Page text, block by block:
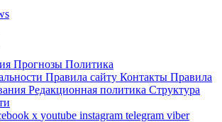
Прогнозы Политика
Правила сайту Контакты Правила
Редакционная политика Структура
x youtube instagram telegram viber